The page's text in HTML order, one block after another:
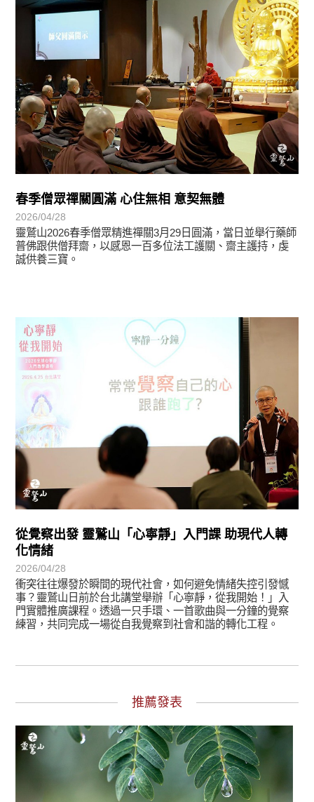
春季僧眾禪關圓滿 心住無相 意契無體
2026/04/28
靈鷲山2026春季僧眾精進禪關3月29日圓滿，當日並舉行藥師
普佛跟供僧拜齋，以感恩一百多位法工護關、齋主護持，虔
誠供養三寶。
從覺察出發 靈鷲山「心寧靜」入門課 助現代人轉
化情緒
2026/04/28
衝突往往爆發於瞬間的現代社會，如何避免情緒失控引發憾
事？靈鷲山日前於台北講堂舉辦「心寧靜，從我開始！」入
門實體推廣課程。透過一只手環、一首歌曲與一分鐘的覺察
練習，共同完成一場從自我覺察到社會和諧的轉化工程。
推薦發表